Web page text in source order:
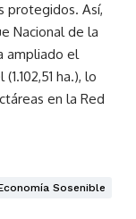
protegidos. Así,
Nacional de la
ampliado el
ha.), lo
en la Red
Sosenible